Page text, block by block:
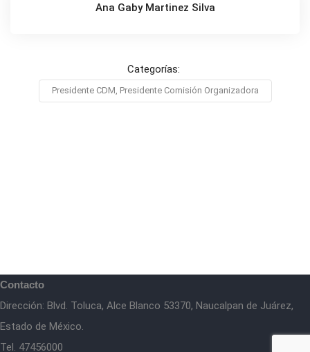
Ana Gaby Martinez Silva
Categorías:
Presidente CDM, Presidente Comisión Organizadora
Contacto
Dirección: Blvd. Toluca, Alce Blanco 53370, Naucalpan de Juárez,
Estado de México.
Tel. 47456000